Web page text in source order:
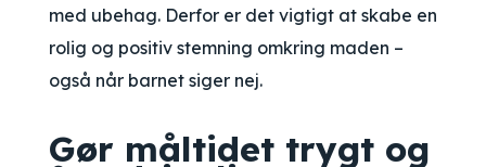
med ubehag. Derfor er det vigtigt at skabe en
rolig og positiv stemning omkring maden –
også når barnet siger nej.
Gør måltidet trygt og